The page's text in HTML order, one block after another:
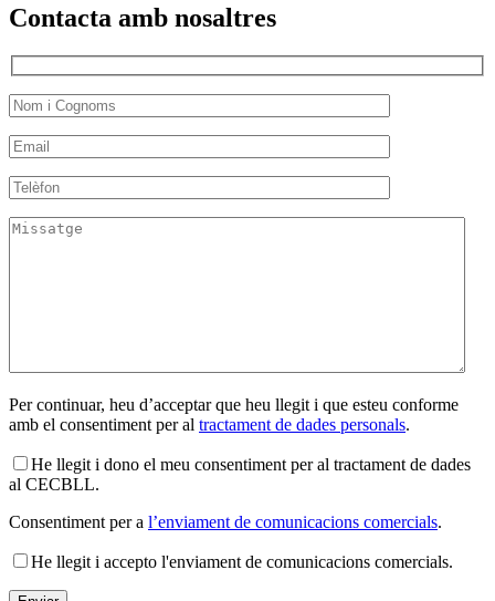
Contacta amb nosaltres
Per continuar, heu d’acceptar que heu llegit i que esteu conforme
amb el consentiment per al tractament de dades personals.
He llegit i dono el meu consentiment per al tractament de dades
al CECBLL.
Consentiment per a l’enviament de comunicacions comercials.
He llegit i accepto l'enviament de comunicacions comercials.